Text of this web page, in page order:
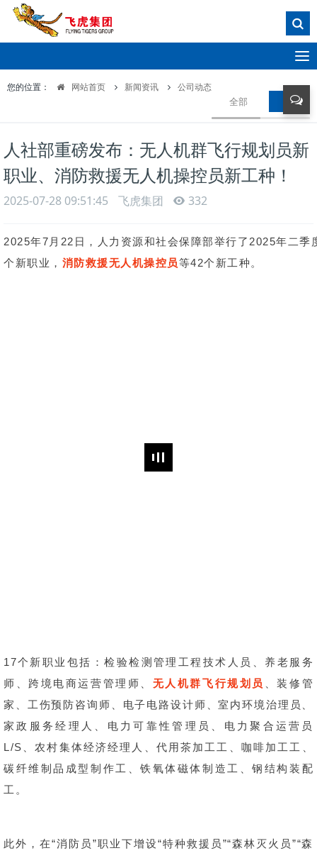
T
o
g
g
l
n
t
您的位置： 网站首页 新闻资讯 公司动态
全部 公司动
人社部重磅发布：无人机群飞行规划员新
职业、消防救援无人机操控员新工种！
2025-07-28 09:51:45 飞虎集团 332
2025年7月22日，人力资源和社会保障部举行了2025年二
个新职业， 消防救援无人机操控员等42个新工种。
17个新职业包括：检验检测管理工程技术人员、养老服务
师、跨境电商运营管理师、 无人机群飞行规划员
、装修管
家、工伤预防咨询师、电子电路设计师、室内环境治理员、
家政服务经理人、电力可靠性管理员、电力聚合运营员
L/S、农村集体经济经理人、代用茶加工工、咖啡加工工、
碳纤维制品成型制作工、铁氧体磁体制造工、钢结构装配
工。
此外，在“消防员”职业下增设“特种救援员”“森林灭火员”“森